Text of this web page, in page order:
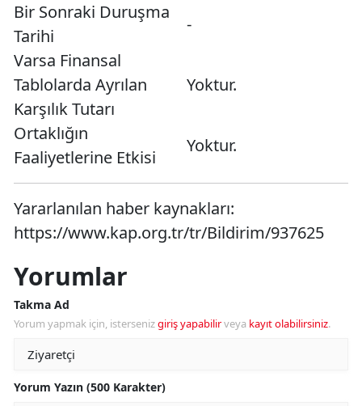
Bir Sonraki Duruşma
Tarihi
-
Varsa Finansal
Tablolarda Ayrılan
Karşılık Tutarı
Yoktur.
Ortaklığın
Faaliyetlerine Etkisi
Yoktur.
Yararlanılan haber kaynakları:
https://www.kap.org.tr/tr/Bildirim/937625
Yorumlar
Takma Ad
Yorum yapmak için, istersenizgiriş yapabilirveya kayıt olabilirsiniz.
Yorum Yazın (500 Karakter)